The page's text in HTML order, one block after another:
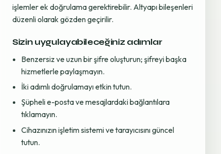
işlemler ek doğrulama gerektirebilir. Altyapı bileşenleri
düzenli olarak gözden geçirilir.
Sizin uygulayabileceğiniz adımlar
Benzersiz ve uzun bir şifre oluşturun; şifreyi başka
hizmetlerle paylaşmayın.
İki adımlı doğrulamayı etkin tutun.
Şüpheli e-posta ve mesajlardaki bağlantılara
tıklamayın.
Cihazınızın işletim sistemi ve tarayıcısını güncel
tutun.